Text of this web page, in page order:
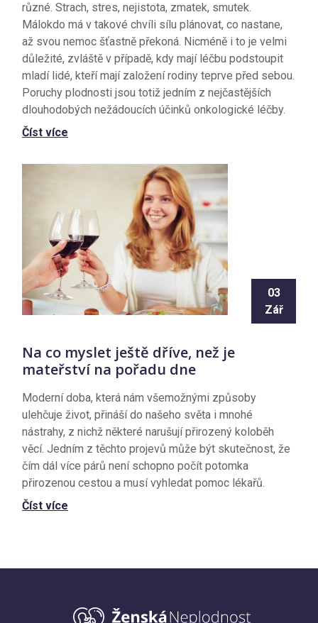
různé. Strach, stres, nejistota, zmatek, smutek.
Málokdo má v takové chvíli sílu plánovat, co nastane,
až svou nemoc šťastně překoná. Nicméně i to je velmi
důležité, zvláště v případě, kdy mají léčbu podstoupit
mladí lidé, kteří mají založení rodiny teprve před sebou.
Poruchy plodnosti jsou totiž jedním z nejčastějších
dlouhodobých nežádoucích účinků onkologické léčby.
Číst více
03
Zář
Na co myslet ještě dříve, než je
mateřství na pořadu dne
Moderní doba, která nám všemožnými způsoby
ulehčuje život, přináší do našeho světa i mnohé
nástrahy, z nichž některé narušují přirozený koloběh
věcí. Jedním z těchto projevů může být skutečnost, že
čím dál více párů není schopno počít potomka
přirozenou cestou a musí vyhledat pomoc lékařů.
Číst více